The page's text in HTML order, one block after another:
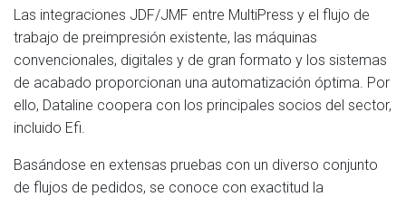
Las integraciones JDF/JMF entre MultiPress y el flujo de
trabajo de preimpresión existente, las máquinas
convencionales, digitales y de gran formato y los sistemas
de acabado proporcionan una automatización óptima. Por
ello, Dataline coopera con los principales socios del sector,
incluido Efi.
Basándose en extensas pruebas con un diverso conjunto
de flujos de pedidos, se conoce con exactitud la